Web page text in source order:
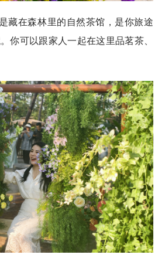
藏在森林里的自然茶馆，是你旅途
你可以跟家人一起在这里品茗茶、